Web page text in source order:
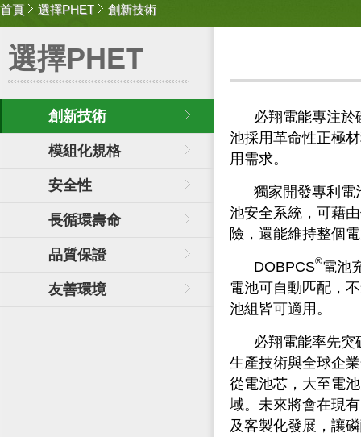
首頁 選擇PHET 創新技術
選擇PHET
創新技術
模組化規格
安全性
長循環壽命
品質保證
友善環境
必翔電能專注於
池採用革命性正極
用需求。
獨家開發專利電
池安全系統，可藉
險，還能維持整個
DOBPCS®電池
電池可自動匹配，
池組皆可適用。
必翔電能率先突
生產技術與全球企
從電池芯，大至電
域。未來將會在現
及客製化發展，讓